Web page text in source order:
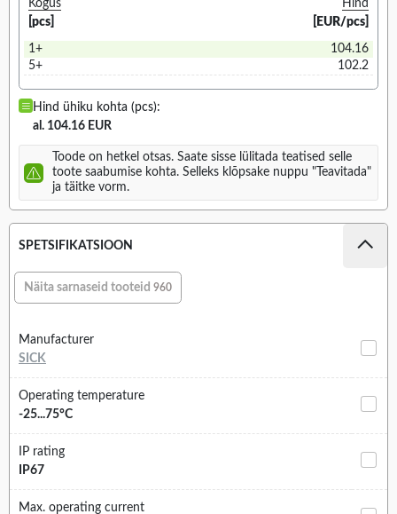
Kogus
[pcs]
Hind
[EUR/pcs]
1+
104.16
5+
102.2
Hind ühiku kohta (pcs):
al. 104.16 EUR
Toode on hetkel otsas. Saate sisse lülitada teatised selle
toote saabumise kohta. Selleks klõpsake nuppu "Teavitada"
ja täitke vorm.
SPETSIFIKATSIOON
Näita sarnaseid tooteid 960
Manufacturer
SICK
Operating temperature
-25...75°C
IP rating
IP67
Max. operating current